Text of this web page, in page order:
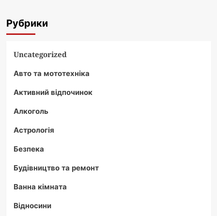
Рубрики
Uncategorized
Авто та мототехніка
Активний відпочинок
Алкоголь
Астрологія
Безпека
Будівництво та ремонт
Ванна кімната
Відносини